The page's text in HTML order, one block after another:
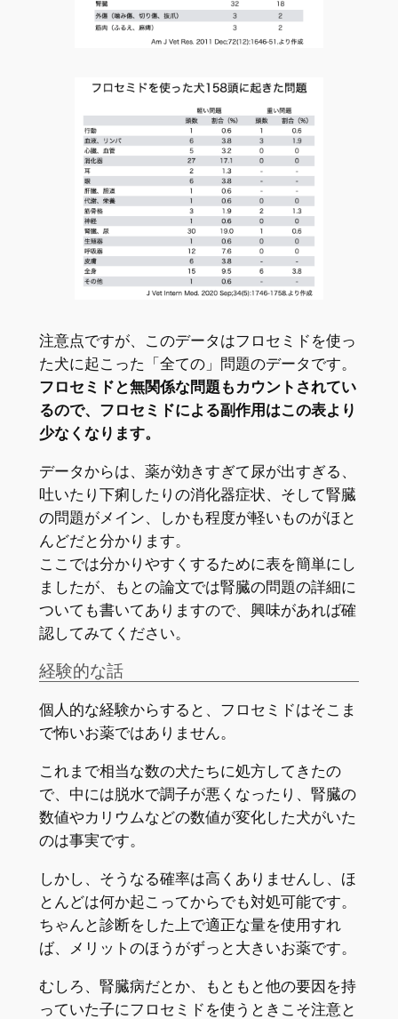
注意点ですが、このデータはフロセミドを使っ
た犬に起こった「全ての」問題のデータです。
フロセミドと無関係な問題もカウントされてい
るので、フロセミドによる副作用はこの表より
少なくなります。
データからは、薬が効きすぎて尿が出すぎる、
吐いたり下痢したりの消化器症状、そして腎臓
の問題がメイン、しかも程度が軽いものがほと
んどだと分かります。
ここでは分かりやすくするために表を簡単にし
ましたが、もとの論文では腎臓の問題の詳細に
ついても書いてありますので、興味があれば確
認してみてください。
経験的な話
個人的な経験からすると、フロセミドはそこま
で怖いお薬ではありません。
これまで相当な数の犬たちに処方してきたの
で、中には脱水で調子が悪くなったり、腎臓の
数値やカリウムなどの数値が変化した犬がいた
のは事実です。
しかし、そうなる確率は高くありませんし、ほ
とんどは何か起こってからでも対処可能です。
ちゃんと診断をした上で適正な量を使用すれ
ば、メリットのほうがずっと大きいお薬です。
むしろ、腎臓病だとか、もともと他の要因を持
っていた子にフロセミドを使うときこそ注意と